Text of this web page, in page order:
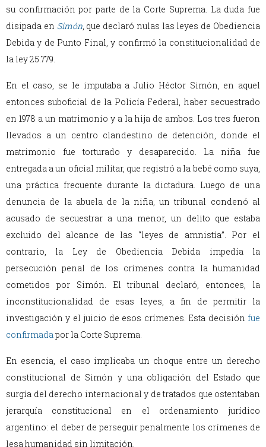
su confirmación por parte de la Corte Suprema. La duda fue
disipada en Simón, que declaró nulas las leyes de Obediencia
Debida y de Punto Final, y confirmó la constitucionalidad de
la ley 25.779.
En el caso, se le imputaba a Julio Héctor Simón, en aquel
entonces suboficial de la Policía Federal, haber secuestrado
en 1978 a un matrimonio y a la hija de ambos. Los tres fueron
llevados a un centro clandestino de detención, donde el
matrimonio fue torturado y desaparecido. La niña fue
entregada a un oficial militar, que registró a la bebé como suya,
una práctica frecuente durante la dictadura. Luego de una
denuncia de la abuela de la niña, un tribunal condenó al
acusado de secuestrar a una menor, un delito que estaba
excluido del alcance de las “leyes de amnistía”. Por el
contrario, la Ley de Obediencia Debida impedía la
persecución penal de los crímenes contra la humanidad
cometidos por Simón. El tribunal declaró, entonces, la
inconstitucionalidad de esas leyes, a fin de permitir la
investigación y el juicio de esos crímenes. Esta decisión fue
confirmadapor la Corte Suprema.
En esencia, el caso implicaba un choque entre un derecho
constitucional de Simón y una obligación del Estado que
surgía del derecho internacional y de tratados que ostentaban
jerarquía constitucional en el ordenamiento jurídico
argentino: el deber de perseguir penalmente los crímenes de
lesa humanidad sin limitación.